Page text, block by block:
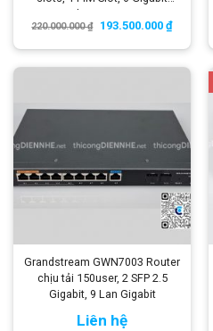
Ethernet ports
220.000.000₫ 193.500.000 ₫
Grandstream GWN7003 Router
chịu tải 150user, 2 SFP 2.5
Gigabit, 9 Lan Gigabit
Liên hệ